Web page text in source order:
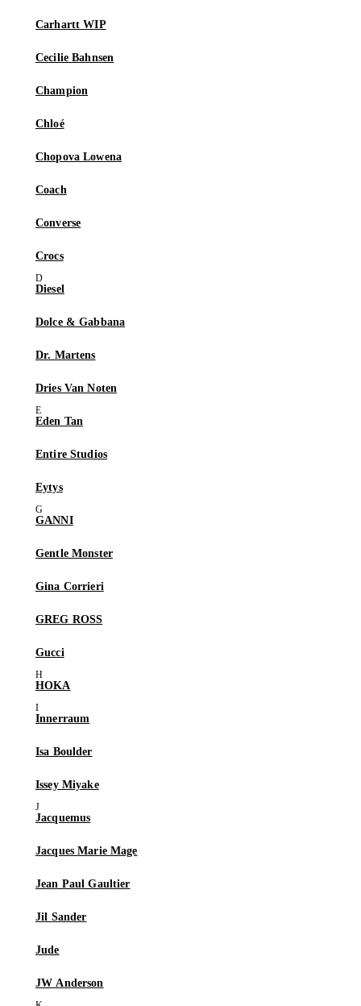
Carhartt WIP
Cecilie Bahnsen
Champion
Chloé
Chopova Lowena
Coach
Converse
Crocs
Diesel
Dolce & Gabbana
Dr. Martens
Dries Van Noten
Eden Tan
Entire Studios
Eytys
GANNI
Gentle Monster
Gina Corrieri
GREG ROSS
Gucci
HOKA
Innerraum
Isa Boulder
Issey Miyake
Jacquemus
Jacques Marie Mage
Jean Paul Gaultier
Jil Sander
Jude
JW Anderson